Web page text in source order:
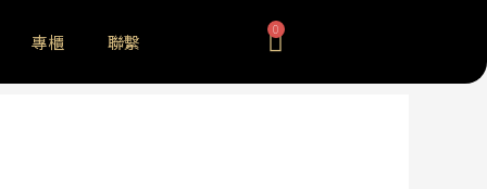
專櫃 聯繫
0